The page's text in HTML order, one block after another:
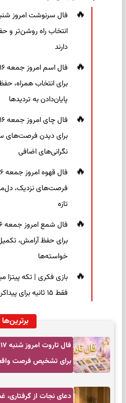
انتخاب راه روشن‌تر و
دارند
برای انتخاب همراه،
پایان‌دادن به تردیدها
برای دیدن فرصت‌های
نگرانی‌های اضافی
فرصت‌های نزدیک،
تازه
برای حفظ آرامش،
خواسته‌ها
بازی فکری | تکه پیتزا
فقط ۱۵ ثانیه برای پیداکردنش وقت دارید
برترین‌ها
برای تشخیص فرصت
دعای نجات از گرفتاری،